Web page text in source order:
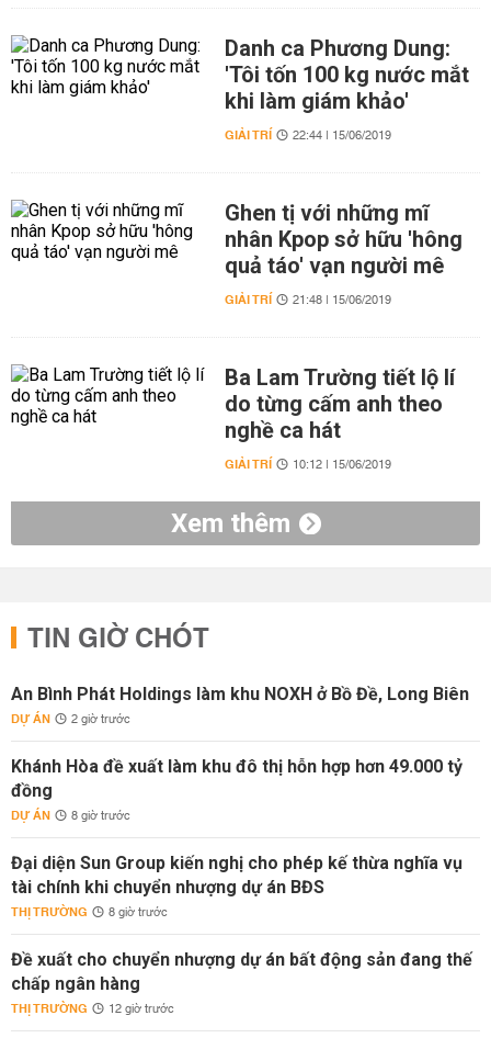
Danh ca Phương Dung:
'Tôi tốn 100 kg nước mắt
khi làm giám khảo'
GIẢI TRÍ 22:44 | 15/06/2019
Ghen tị với những mĩ
nhân Kpop sở hữu 'hông
quả táo' vạn người mê
GIẢI TRÍ 21:48 | 15/06/2019
Ba Lam Trường tiết lộ lí
do từng cấm anh theo
nghề ca hát
GIẢI TRÍ 10:12 | 15/06/2019
Xem thêm
TIN GIỜ CHÓT
An Bình Phát Holdings làm khu NOXH ở Bồ Đề, Long Biên
DỰ ÁN 2 giờ trước
Khánh Hòa đề xuất làm khu đô thị hỗn hợp hơn 49.000 tỷ
đồng
DỰ ÁN 8 giờ trước
Đại diện Sun Group kiến nghị cho phép kế thừa nghĩa vụ
tài chính khi chuyển nhượng dự án BĐS
THỊ TRƯỜNG 8 giờ trước
Đề xuất cho chuyển nhượng dự án bất động sản đang thế
chấp ngân hàng
THỊ TRƯỜNG 12 giờ trước